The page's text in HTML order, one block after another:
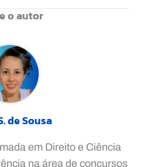
o autor
de Sousa
em Direito e Ciência
na área de concursos